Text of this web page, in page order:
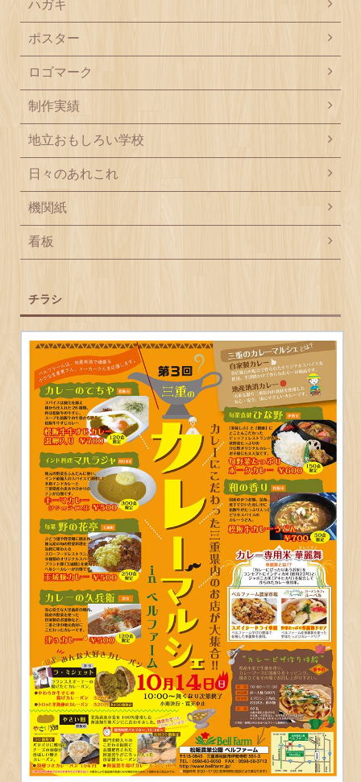
ハガキ
ポスター
ロゴマーク
制作実績
地立おもしろい学校
日々のあれこれ
機関紙
看板
チラシ